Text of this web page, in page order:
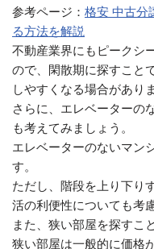
参考ページ： 格安 中古分
る方法を解説
不動産業界にもピークシ
ので、閑散期に探すこと
しやすくなる場合があり
さらに、エレベーターの
も考えてみましょう。
エレベーターのないマン
す。
ただし、階段を上り下り
活の利便性についても考
また、狭い部屋を探すこ
狭い部屋は一般的に価格